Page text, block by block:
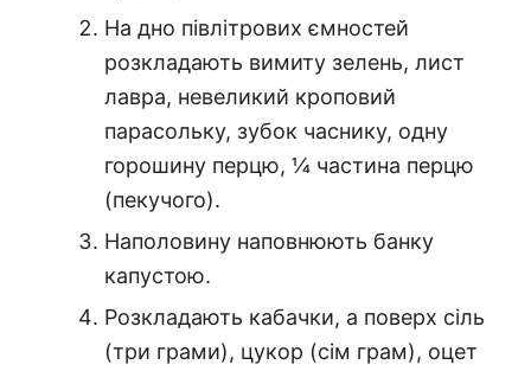
На дно півлітрових ємностей
розкладають вимиту зелень, лист
лавра, невеликий кроповий
парасольку, зубок часнику, одну
горошину перцю, ¼ частина перцю
(пекучого).
Наполовину наповнюють банку
капустою.
Розкладають кабачки, а поверх сіль
(три грами), цукор (сім грам), оцет